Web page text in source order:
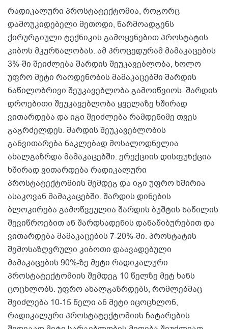
რადიკალური პროსტატექტომია, როგორც
დამოუკიდებელი მეთოდი, წარმოადგენს
ქირურგიული ტექნიკის გამოყენებით პროსტატის
კიბოს მკურნალობას. ამ პროცედურამ მამაკაცების
3%-ში შეიძლება შარდის შეუკავებლობა, ხოლო
უფრო მეტი რაოდენობის მამაკაცებში შარდის
ნაწილობრივი შეუკავებლობა გამოიწვიოს. შარდის
დროებითი შეუკავებლობა ყველაზე ხშირად
ვითარდება და იგი შეიძლება რამდენიმე თვეს
გაგრძელდეს. შარდის შეუკავებლობის
განვითარება ნაკლებად მოსალოდნელია
ახალგაზრდა მამაკაცებში. ერექციის დისფუნქცია
ხშირად ვითარდება რადიკალური
პროსტატექტომიის შემდეგ და იგი უფრო ხშირია
ასაკოვან მამაკაცებში. შარდის დინების
ბლოკირება გამოწვეულია შარდის ბუშტის ნაწილის
შევიწროებით ან შარდსადენის დანაწიბურებით და
ვითარდება მამაკაცების 7-20%-ში. პროსტატის
შემოსაზღვრული კიბოთი დაავადებული
მამაკაცების 90%-ზე მეტი რადიკალური
პროსტატექტომიის შემდეგ 10 წელზე მეტ ხანს
ცოცხლობს. უფრო ახალგაზრდებს, რომლებმაც
შეიძლება 10-15 წელი ან მეტი იცოცხლონ,
რადიკალური პროსტატექტომიის ჩატარების